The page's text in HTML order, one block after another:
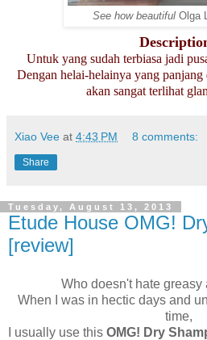
See how beautiful Olga
Untuk yang sudah terbiasa jadi
Dengan helai-helainya yang
akan sangat terlihat
Xiao Vee at 4:43 PM 8 comments:
Share
Tuesday, August 13, 2013
Etude House OMG!
[review]
Who doesn't hate greasy
When I was in hectic days and
time,
I usually use this OMG! Dry